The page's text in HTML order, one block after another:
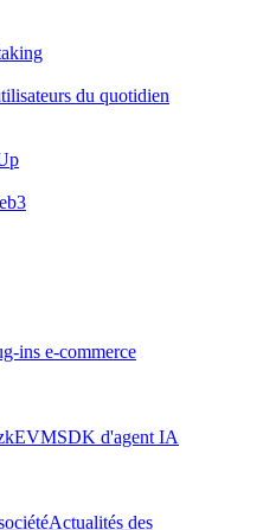
du quotidien
ins e-commerce
SDK d'agent IA
Actualités des